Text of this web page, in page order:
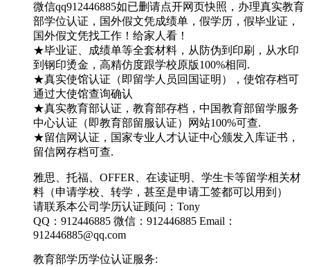
微信qq912446885如已删请点开网页快照，办理真实教育
部学位认证，国外假文凭成绩单，假学历，假毕业证，
国外假文凭找工作！给家人看！
★毕业证、成绩单等全套材料，从防伪到印刷，从水印
到钢印烫金，高精仿度跟学校原版100%相同.
★真实使馆认证（即留学人员回国证明），使馆存档可
通过大使馆查询确认
★真实教育部认证，教育部存档，中国教育部留学服务
中心认证（即教育部留服认证）网站100%可查.
★留信网认证，国家专业人才认证中心颁发入库证书，
留信网存档可查.
雅思、托福、OFFER、在读证明、学生卡等留学相关材
料（申请学校、转学，甚至是申请工签都可以用到）
请联系本公司学历认证顾问：Tony
QQ：912446885 微信：912446885 Email：
912446885@qq.com
教育部学历学位认证服务: